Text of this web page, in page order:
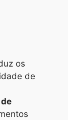
os
de